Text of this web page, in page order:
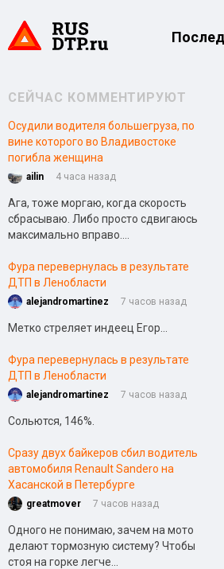
СЕЙЧАС КОММЕНТИРУЮТ
Осудили водителя большегруза, по
вине которого во Владивостоке
погибла женщина
ailin 4 часа назад
Ага, тоже моргаю, когда скорость
сбрасываю. Либо просто сдвигаюсь
максимально вправо....
Фура перевернулась в результате
ДТП в Ленобласти
alejandromartinez 7 часов назад
Метко стреляет индеец Егор...
Фура перевернулась в результате
ДТП в Ленобласти
alejandromartinez 7 часов назад
Сольются, 146%.
Сразу двух байкеров сбил водитель
автомобиля Renault Sandero на
Хасанской в Петербурге
greatmover 7 часов назад
Одного не понимаю, зачем на мото
делают тормозную систему? Чтобы
стоя на горке легче...